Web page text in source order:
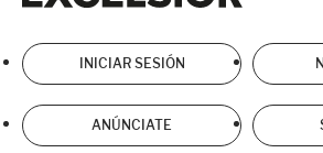
INICIAR SESIÓN
ANÚNCIATE